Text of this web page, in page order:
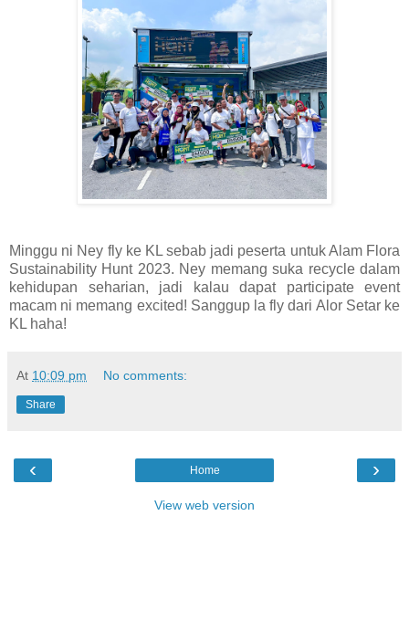
Minggu ni Ney fly ke KL sebab jadi peserta untuk Alam Flora
Sustainability Hunt 2023. Ney memang suka recycle dalam
kehidupan seharian, jadi kalau dapat participate event
macam ni memang excited! Sanggup la fly dari Alor Setar ke
KL haha!
At 10:09 pm No comments:
Share
‹ ›
Home
View web version